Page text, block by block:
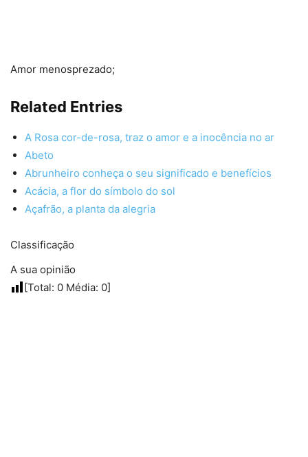
Amor menosprezado;
Related Entries
A Rosa cor-de-rosa, traz o amor e a inocência no ar
Abeto
Abrunheiro conheça o seu significado e benefícios
Acácia, a flor do símbolo do sol
Açafrão, a planta da alegria
Classificação
A sua opinião
[Total: 0 Média: 0]